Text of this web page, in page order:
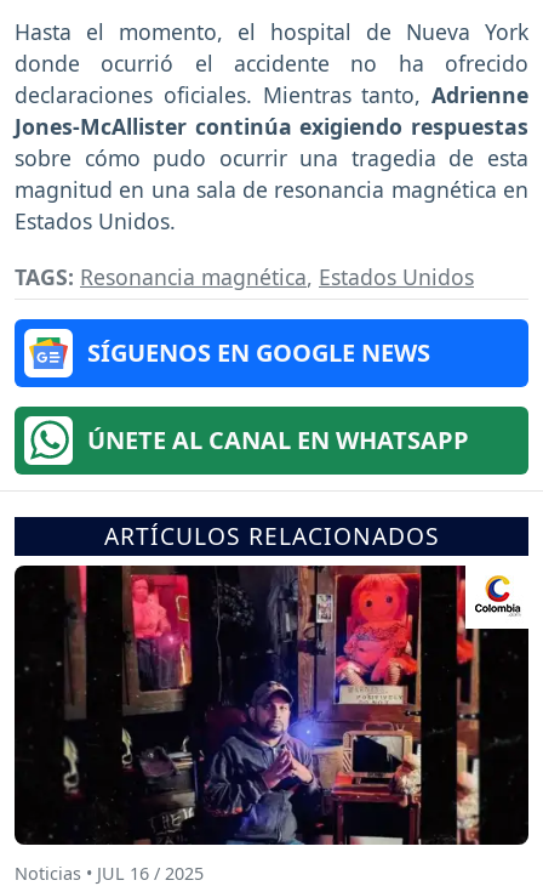
Hasta el momento, el hospital de Nueva York
donde ocurrió el accidente no ha ofrecido
declaraciones oficiales. Mientras tanto, Adrienne
Jones-McAllister continúa exigiendo respuestas
sobre cómo pudo ocurrir una tragedia de esta
magnitud en una sala de resonancia magnética en
Estados Unidos.
TAGS: Resonancia magnética, Estados Unidos
SÍGUENOS EN GOOGLE NEWS
ÚNETE AL CANAL EN WHATSAPP
ARTÍCULOS RELACIONADOS
Noticias • JUL 16 / 2025